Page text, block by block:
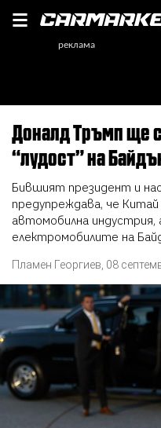
Доналд Тръмп ще спре електрическата
“лудост” на
Бившият президент и
предупреждава, че
автомобилна индустрия,
електромобилите на
Пламен Георгиев 08